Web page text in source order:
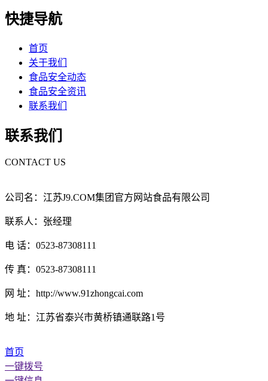
快捷导航
首页
关于我们
食品安全动态
食品安全资讯
联系我们
联系我们
CONTACT US
公司名：江苏J9.COM集团官方网站食品有限公司
联系人：张经理
电 话：0523-87308111
传 真：0523-87308111
网 址：http://www.91zhongcai.com
地 址：江苏省泰兴市黄桥镇通联路1号
首页
一键拨号